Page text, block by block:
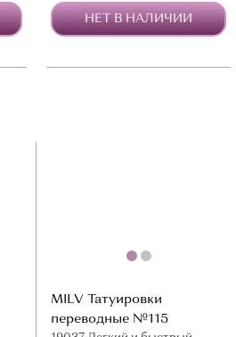
НЕТ В НАЛИЧИИ
MILV Татуировки
переводные №115